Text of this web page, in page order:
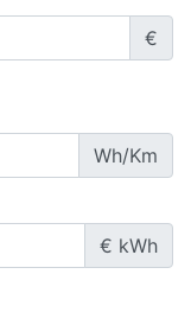
€
Wh/Km
€ kWh